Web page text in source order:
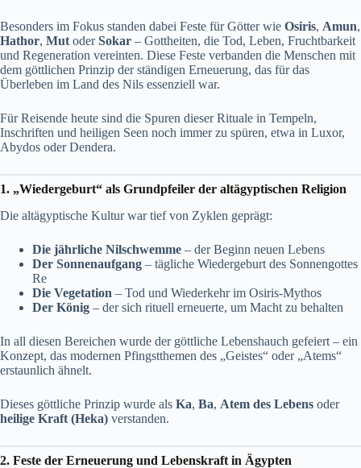
Besonders im Fokus standen dabei Feste für Götter wie Osiris, Amun,
Hathor, Mut oderSokar – Gottheiten, die Tod, Leben, Fruchtbarkeit
und Regeneration vereinten. Diese Feste verbanden die Menschen mit
dem göttlichen Prinzip der ständigen Erneuerung, das für das
Überleben im Land des Nils essenziell war.
Für Reisende heute sind die Spuren dieser Rituale in Tempeln,
Inschriften und heiligen Seen noch immer zu spüren, etwa in Luxor,
Abydos oder Dendera.
1. „Wiedergeburt“ als Grundpfeiler der altägyptischen Religion
Die altägyptische Kultur war tief von Zyklen geprägt:
Die jährliche Nilschwemme – der Beginn neuen Lebens
Der Sonnenaufgang – tägliche Wiedergeburt des Sonnengottes
Re
Die Vegetation – Tod und Wiederkehr im Osiris-Mythos
Der König – der sich rituell erneuerte, um Macht zu behalten
In all diesen Bereichen wurde der göttliche Lebenshauch gefeiert – ein
Konzept, das modernen Pfingstthemen des „Geistes“ oder „Atems“
erstaunlich ähnelt.
Dieses göttliche Prinzip wurde als Ka, Ba, Atem des Lebens oder
heilige Kraft (Heka) verstanden.
2. Feste der Erneuerung und Lebenskraft in Ägypten